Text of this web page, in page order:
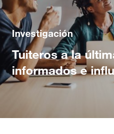
Investigación
Tuiteros a la
informados e